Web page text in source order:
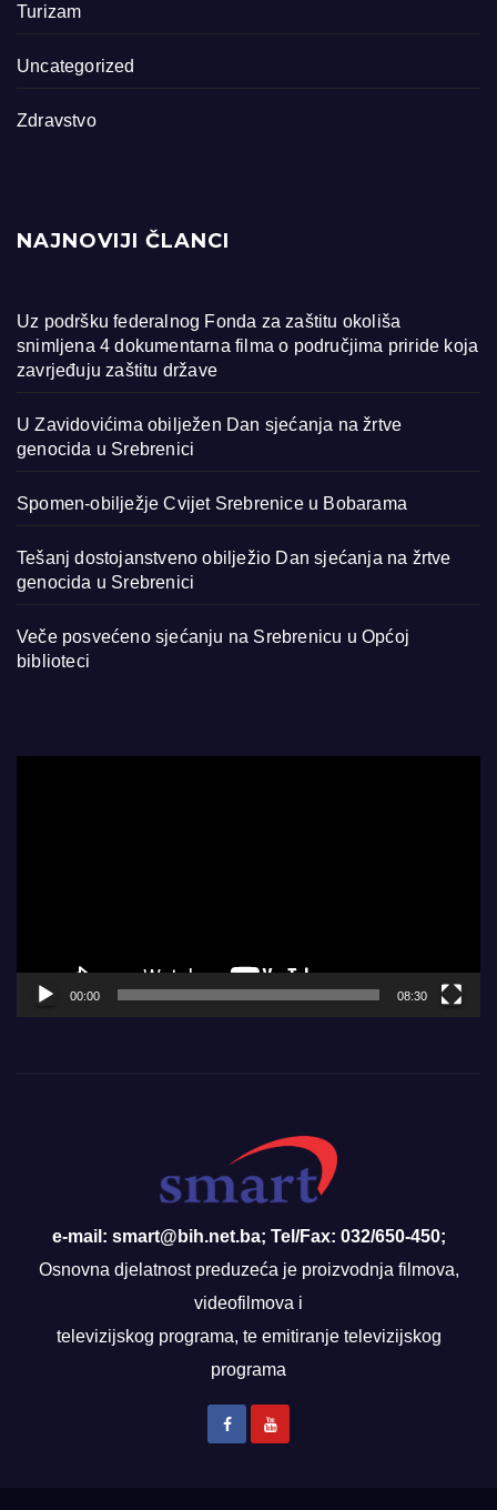
Turizam
Uncategorized
Zdravstvo
NAJNOVIJI ČLANCI
Uz podršku federalnog Fonda za zaštitu okoliša
snimljena 4 dokumentarna filma o područjima priride koja
zavrjeđuju zaštitu države
U Zavidovićima obilježen Dan sjećanja na žrtve
genocida u Srebrenici
Spomen-obilježje Cvijet Srebrenice u Bobarama
Tešanj dostojanstveno obilježio Dan sjećanja na žrtve
genocida u Srebrenici
Veče posvećeno sjećanju na Srebrenicu u Općoj
biblioteci
00:00 08:30
e-mail: smart@bih.net.ba; Tel/Fax: 032/650-450;
Osnovna djelatnost preduzeća je proizvodnja filmova,
videofilmova i
televizijskog programa, te emitiranje televizijskog
programa